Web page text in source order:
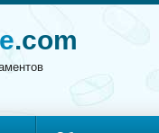
.com